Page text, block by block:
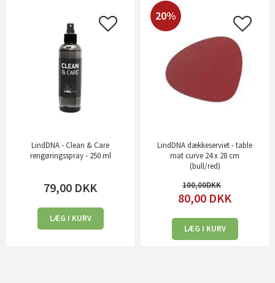
LindDNA - Clean & Care
rengøringsspray - 250 ml
79,00 DKK
LÆG I KURV
20%
LindDNA dækkeserviet - table
mat curve 24 x 28 cm
(bull/red)
100,00
80,00 DKK
LÆG I KURV